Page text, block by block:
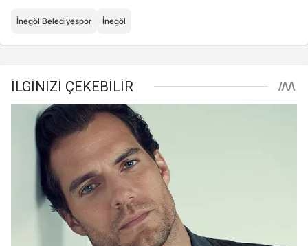
İnegöl Belediyespor İnegöl